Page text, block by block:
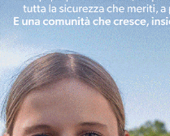
In vetrina 3 Agosto 2026
Estra Notizie
studenti coinvolti,
debutta il podcast